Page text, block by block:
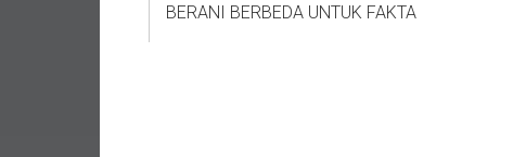
BERANI BERBEDA UNTUK FAKTA